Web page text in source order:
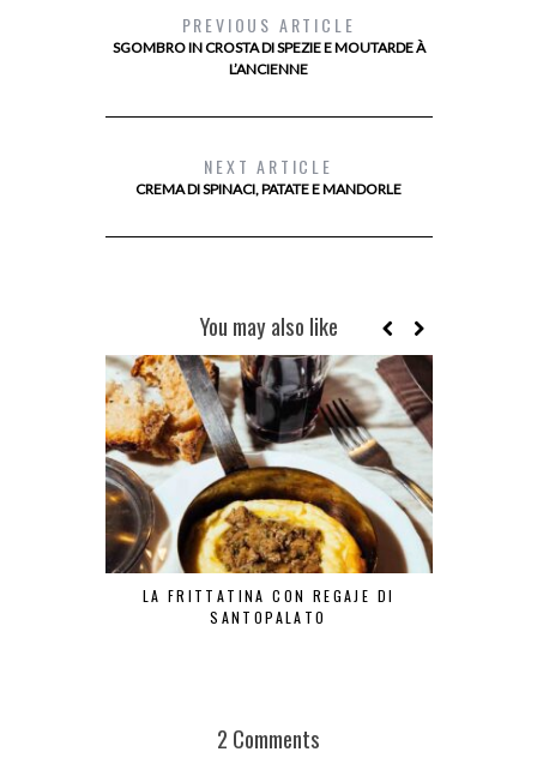
PREVIOUS ARTICLE
SGOMBRO IN CROSTA DI SPEZIE E MOUTARDE À
L’ANCIENNE
NEXT ARTICLE
CREMA DI SPINACI, PATATE E MANDORLE
You may also like
LA FRITTATINA CON REGAJE DI
SANTOPALATO
2 Comments